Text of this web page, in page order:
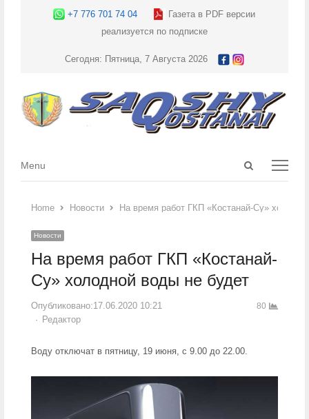
+7 776 701 74 04
Газета в PDF версии
реализуется по подписке
Сегодня: Пятница, 7 Августа 2026
Open
Menu
Menu
Home Новости На время работ ГКП «Костанай-Су»
Новости
На время работ ГКП «Костанай-
Су» холодной воды не будет
Опубликовано:17.06.2020 10:21
Author
Редактор
80
Воду отключат в пятницу, 19 июня, с 9.00 до 22.00.